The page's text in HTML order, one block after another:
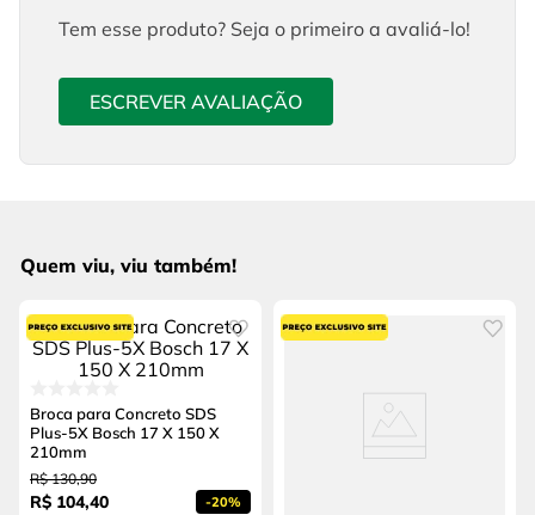
Tem esse produto? Seja o primeiro a avaliá-lo!
ESCREVER AVALIAÇÃO
Quem viu, viu também!
Broca para Concreto SDS
Plus-5X Bosch 17 X 150 X
210mm
R$ 130,90
R$ 104,40 -20%